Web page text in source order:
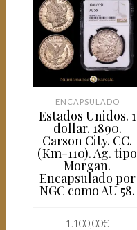
ENCAPSULADO
Estados Unidos. 1
dollar. 1890.
Carson City. CC.
(Km-110). Ag. tipo
Morgan.
Encapsulado por
NGC como AU 58.
1.100,00€